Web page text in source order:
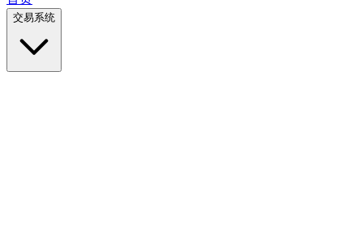
交易系统